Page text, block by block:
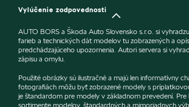
Vylúčenie zodpovednosti
AUTO BORS a Škoda Auto Slovensko s.r.o. si
farieb a technických dát modelov tu zobrazených a
predchádzajúceho upozornenia. Autori servera si
zápisu a omylu.
Použité obrázky sú ilustračné a majú len informatívny
fotografiách môžu byť zobrazené modely s
je štandardom pre modely v základnom prevedení. Pre
sortimente modelov, štandardných a mimoriadnych